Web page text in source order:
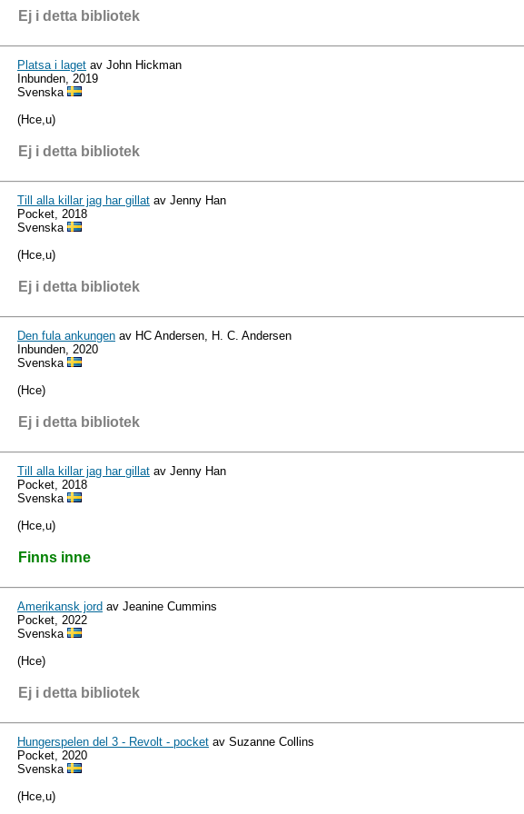
Ej i detta bibliotek
Platsa i laget av John Hickman
Inbunden, 2019
Svenska
(Hce,u)
Ej i detta bibliotek
Till alla killar jag har gillat av Jenny Han
Pocket, 2018
Svenska
(Hce,u)
Ej i detta bibliotek
Den fula ankungen av HC Andersen, H. C. Andersen
Inbunden, 2020
Svenska
(Hce)
Ej i detta bibliotek
Till alla killar jag har gillat av Jenny Han
Pocket, 2018
Svenska
(Hce,u)
Finns inne
Amerikansk jord av Jeanine Cummins
Pocket, 2022
Svenska
(Hce)
Ej i detta bibliotek
Hungerspelen del 3 - Revolt - pocket av Suzanne Collins
Pocket, 2020
Svenska
(Hce,u)